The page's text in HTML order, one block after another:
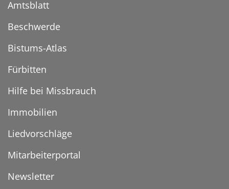
Amtsblatt
Beschwerde
Bistums-Atlas
Fürbitten
Hilfe bei Missbrauch
Immobilien
Liedvorschläge
Mitarbeiterportal
Newsletter